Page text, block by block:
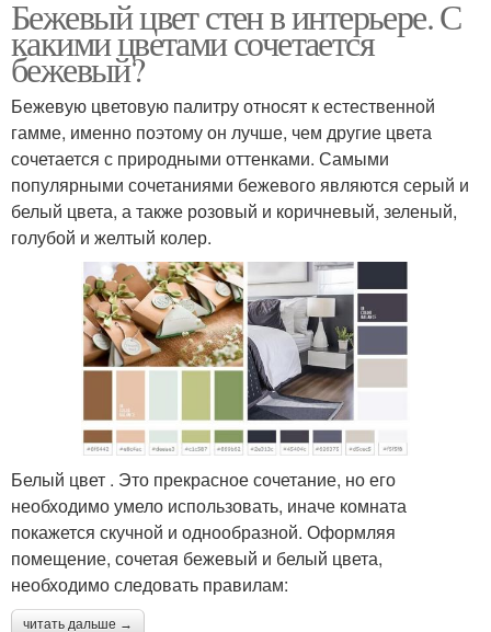
Бежевый цвет стен в интерьере. С
какими цветами сочетается
бежевый?
Бежевую цветовую палитру относят к естественной
гамме, именно поэтому он лучше, чем другие цвета
сочетается с природными оттенками. Самыми
популярными сочетаниями бежевого являются серый и
белый цвета, а также розовый и коричневый, зеленый,
голубой и желтый колер.
Белый цвет . Это прекрасное сочетание, но его
необходимо умело использовать, иначе комната
покажется скучной и однообразной. Оформляя
помещение, сочетая бежевый и белый цвета,
необходимо следовать правилам:
читать дальше →